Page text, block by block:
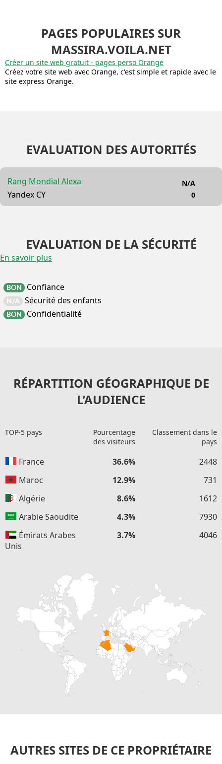
PAGES POPULAIRES SUR
MASSIRA.VOILA.NET
Créer un site web gratuit - pages perso Orange
Créez votre site web avec Orange, c'est simple et rapide avec le
site express Orange.
EVALUATION DES AUTORITÉS
Rang Mondial Alexa
Yandex CY
N/A
0
EVALUATION DE LA SÉCURITÉ
En savoir plus
BON Confiance
N/A Sécurité des enfants
BON Confidentialité
RÉPARTITION GÉOGRAPHIQUE DE
L’AUDIENCE
TOP-5 pays
Pourcentage
des visiteurs
Classement dans le
pays
France 36.6%
2448
Maroc
12.9%
731
Algérie
8.6%
1612
Arabie Saoudite
4.3%
7930
Émirats Arabes
Unis
3.7% 4046
AUTRES SITES DE CE PROPRIÉTAIRE